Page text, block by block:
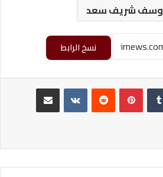
وسف شريف سعد
نسخ الرابط
بينتيريست